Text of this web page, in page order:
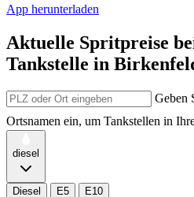
App herunterladen
Aktuelle Spritpreise
Tankstelle in
Geben
Ortsnamen ein, um Tankstellen in
diesel
Diesel E5 E10